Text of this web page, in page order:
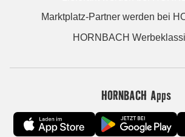
Marktplatz-Partner werden bei
HORNBACH
HORNBACH Apps